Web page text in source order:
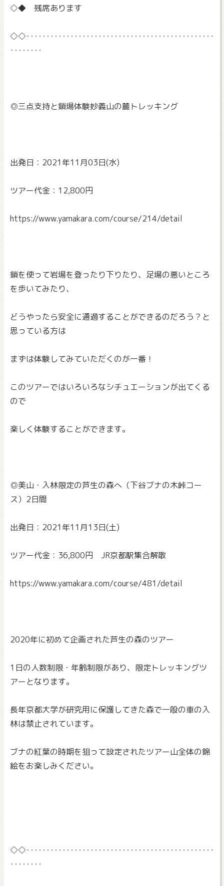
◇◆ 残席あります
‥‥‥‥
◎三点支持と鎖場体験妙義山の麓トレッキング
出発日：2021年11月03日(水)
ツアー代金：12,800円
https://www.yamakara.com/course/214/detail
鎖を使って岩場を登ったり下りたり、 足場の悪いところ
を歩いてみたり、
どうやったら安全に通過することができるのだろう？ と
思っている方は
まずは体験してみていただくのが一番！
このツアーではいろいろなシチュエーションが出てくる
ので
楽しく体験することができます。
◎美山・入林限定の芦生の森へ（下谷ブナの木峠コー
ス）2日間
出発日：2021年11月13日(土)
ツアー代金：36,800円 JR京都駅集合解散
https://www.yamakara.com/course/481/detail
2020年に初めて企画された芦生の森のツアー
1日の人数制限・年齢制限があり、 限定トレッキングツ
アーとなります。
長年京都大学が研究用に保護してきた森で一般の車の入
林は禁止されています。
ブナの紅葉の時期を狙って設定されたツアー山全体の錦
絵をお楽しみください。
‥‥‥‥